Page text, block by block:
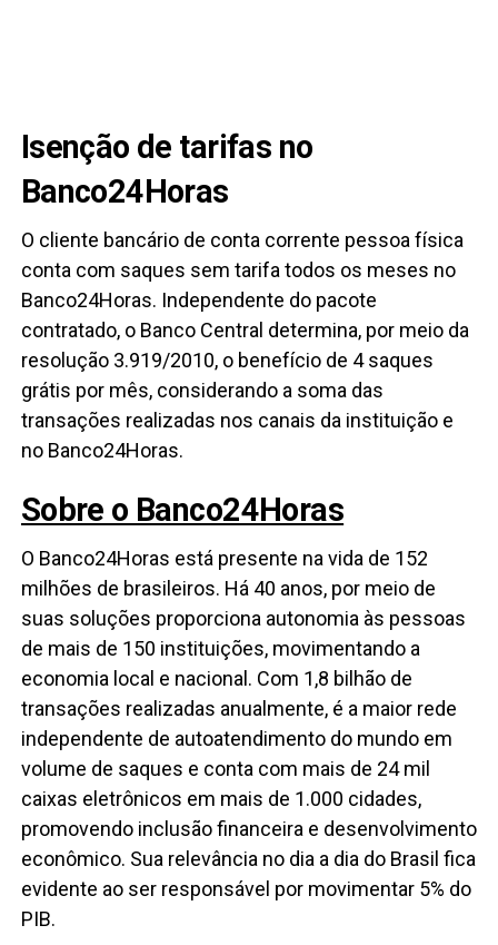
Isenção de tarifas no
Banco24Horas
O cliente bancário de conta corrente pessoa física
conta com saques sem tarifa todos os meses no
Banco24Horas. Independente do pacote
contratado, o Banco Central determina, por meio da
resolução 3.919/2010, o benefício de 4 saques
grátis por mês, considerando a soma das
transações realizadas nos canais da instituição e
no Banco24Horas.
Sobre o Banco24Horas
O Banco24Horas está presente na vida de 152
milhões de brasileiros. Há 40 anos, por meio de
suas soluções proporciona autonomia às pessoas
de mais de 150 instituições, movimentando a
economia local e nacional. Com 1,8 bilhão de
transações realizadas anualmente, é a maior rede
independente de autoatendimento do mundo em
volume de saques e conta com mais de 24 mil
caixas eletrônicos em mais de 1.000 cidades,
promovendo inclusão financeira e desenvolvimento
econômico. Sua relevância no dia a dia do Brasil fica
evidente ao ser responsável por movimentar 5% do
PIB.